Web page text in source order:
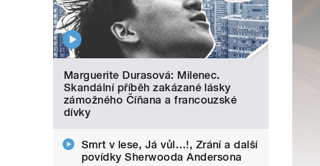
Marguerite Durasová: Milenec.
Skandální příběh zakázané lásky
zámožného Číňana a francouzské
dívky
Smrt v lese, Já vůl…!, Zrání a další
povídky Sherwooda Andersona